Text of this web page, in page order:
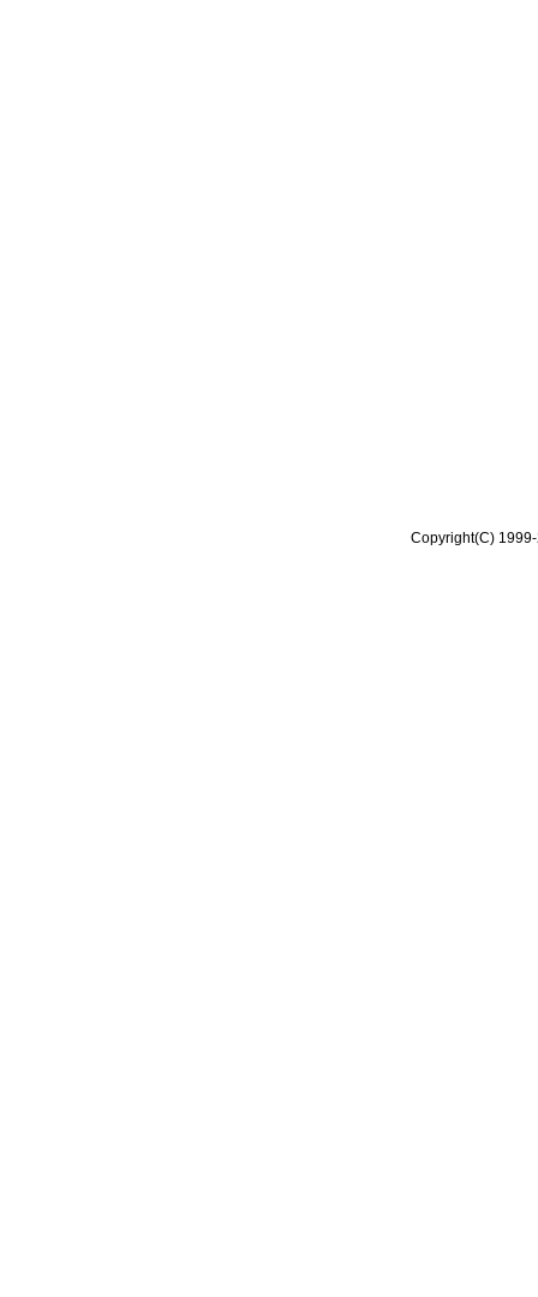
Copyright(C)